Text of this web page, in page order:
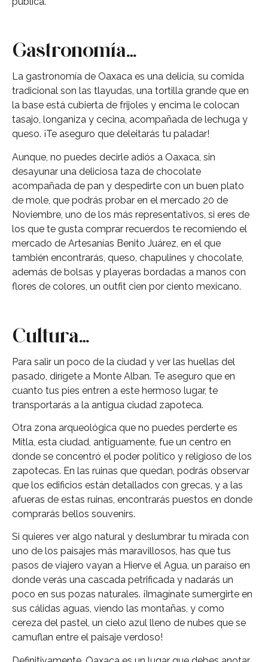
Gastronomía…
La gastronomía de Oaxaca es una delicia, su comida
tradicional son las tlayudas, una tortilla grande que en
la base está cubierta de frijoles y encima le colocan
tasajo, longaniza y cecina, acompañada de lechuga y
queso. ¡Te aseguro que deleitarás tu paladar!
Aunque, no puedes decirle adiós a Oaxaca, sin
desayunar una deliciosa taza de chocolate
acompañada de pan y despedirte con un buen plato
de mole, que podrás probar en el mercado 20 de
Noviembre, uno de los más representativos, si eres de
los que te gusta comprar recuerdos te recomiendo el
mercado de Artesanías Benito Juárez, en el que
también encontrarás, queso, chapulines y chocolate,
además de bolsas y playeras bordadas a manos con
flores de colores, un outfit cien por ciento mexicano.
Cultura…
Para salir un poco de la ciudad y ver las huellas del
pasado, dirígete a Monte Alban. Te aseguro que en
cuanto tus pies entren a este hermoso lugar, te
transportarás a la antigua ciudad zapoteca.
Otra zona arqueológica que no puedes perderte es
Mitla, esta ciudad, antiguamente, fue un centro en
donde se concentró el poder político y religioso de los
zapotecas. En las ruinas que quedan, podrás observar
que los edificios están detallados con grecas, y a las
afueras de estas ruinas, encontrarás puestos en donde
comprarás bellos souvenirs.
Si quieres ver algo natural y deslumbrar tu mirada con
uno de los paisajes más maravillosos, has que tus
pasos de viajero vayan a Hierve el Agua, un paraíso en
donde verás una cascada petrificada y nadarás un
poco en sus pozas naturales. ¡Imagínate sumergirte en
sus cálidas aguas, viendo las montañas, y como
cereza del pastel, un cielo azul lleno de nubes que se
camuflan entre el paisaje verdoso!